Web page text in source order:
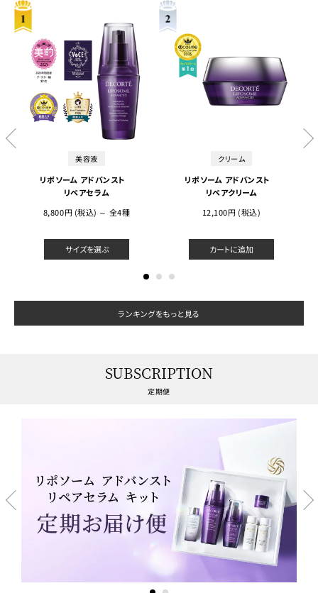
美容液
リポソーム アドバンスト
リペアセラム
8,800円 (税込) ～ 全4種
サイズを選ぶ
クリーム
リポソーム アドバンスト
リペアクリーム
12,100円 (税込)
カートに追加
ランキングをもっと見る
SUBSCRIPTION
定期便